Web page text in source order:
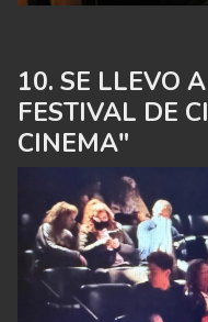
SE LLEVO
FESTIVAL DE
CINEMA"